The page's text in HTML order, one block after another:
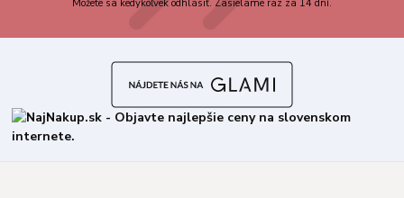
Môžete sa kedykoľvek odhlásiť. Zasielame raz za 14 dní.